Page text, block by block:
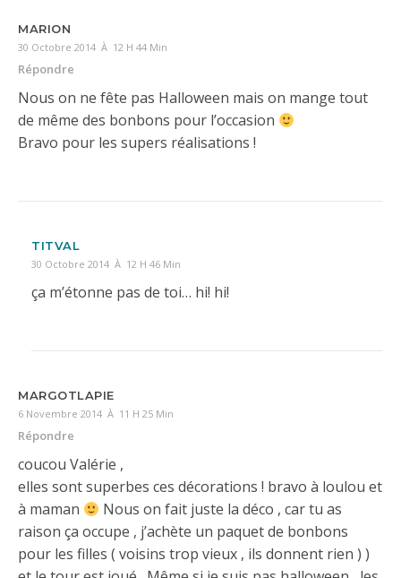
MARION
30 Octobre 2014 À 12 H 44 Min
Répondre
Nous on ne fête pas Halloween mais on mange tout
de même des bonbons pour l’occasion
Bravo pour les supers réalisations !
TITVAL
30 Octobre 2014 À 12 H 46 Min
ça m’étonne pas de toi… hi! hi!
MARGOTLAPIE
6 Novembre 2014 À 11 H 25 Min
Répondre
coucou Valérie ,
elles sont superbes ces décorations ! bravo à loulou et
à maman
Nous on fait juste la déco , car tu as
raison ça occupe , j’achète un paquet de bonbons
pour les filles ( voisins trop vieux , ils donnent rien ) )